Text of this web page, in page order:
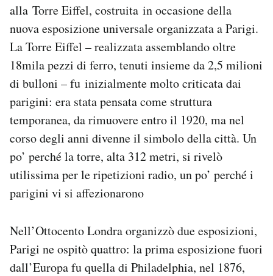
alla Torre Eiffel, costruita in occasione della
nuova esposizione universale organizzata a Parigi.
La Torre Eiffel – realizzata assemblando oltre
18mila pezzi di ferro, tenuti insieme da 2,5 milioni
di bulloni – fu inizialmente molto criticata dai
parigini: era stata pensata come struttura
temporanea, da rimuovere entro il 1920, ma nel
corso degli anni divenne il simbolo della città. Un
po’ perché la torre, alta 312 metri, si rivelò
utilissima per le ripetizioni radio, un po’ perché i
parigini vi si affezionarono
Nell’Ottocento Londra organizzò due esposizioni,
Parigi ne ospitò quattro: la prima esposizione fuori
dall’Europa fu quella di Philadelphia, nel 1876,